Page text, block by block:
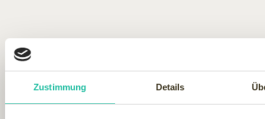
Zustimmung Details
Video aufmerksam gemacht hat. Und jetzt sind Sie doch
bestimmt neugierig, oder? Bilder sagen mehr als 1000